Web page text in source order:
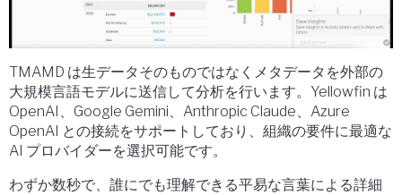
TMAMD は生データそのものではなくメタデータを外部の
大規模言語モデルに送信して分析を行います。Yellowfin は
OpenAI、Google Gemini、Anthropic Claude、Azure
OpenAI との接続をサポートしており、組織の要件に最適な
AI プロバイダーを選択可能です。
わずか数秒で、誰にでも理解できる平易な言葉による詳細